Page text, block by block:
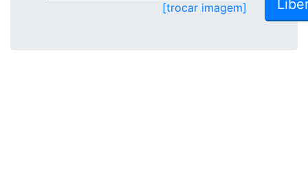
[trocar imagem]